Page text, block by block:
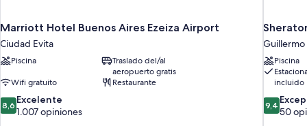
Marriott Hotel Buenos Aires Ezeiza Airport
Ciudad Evita
Piscina
Traslado del/al
aeropuerto gratis
Wifi gratuito
Restaurante
8.6
de
8,6 Excelente
1.007 opiniones
Piscina
incluido
9.4
de
9,4
50